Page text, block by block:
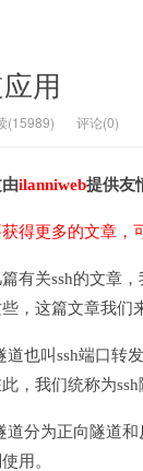
用
(15989) 评论(0)
ilanniweb提供友
得更多的文章，
有关ssh的文章
，这篇文章我们
道也叫ssh端口转
，我们统称为ssh
道分为正向隧道
用。